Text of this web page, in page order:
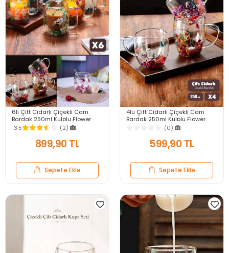
6lı Çift Cidarlı Çiçekli Cam
Bardak 250ml Kulplu Flower
Cup Meşrubat El Yapımı Kahve
Sunum Bardağı
3.5 (2)
899,90 TL
Sepete Ekle
4lü Çift Cidarlı Çiçekli Cam
Bardak 250ml Kulplu Flower
Cup Meşrubat El Yapımı Kahve
Sunum Bardağı
(0)
599,90 TL
Sepete Ekle